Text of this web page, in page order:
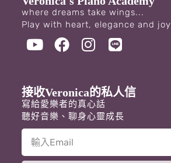
where dreams take wings...
Play with heart, elegance and joy
接收Veronica的私人信
寫給愛樂者的真心話
聽好音樂、聊身心靈成長